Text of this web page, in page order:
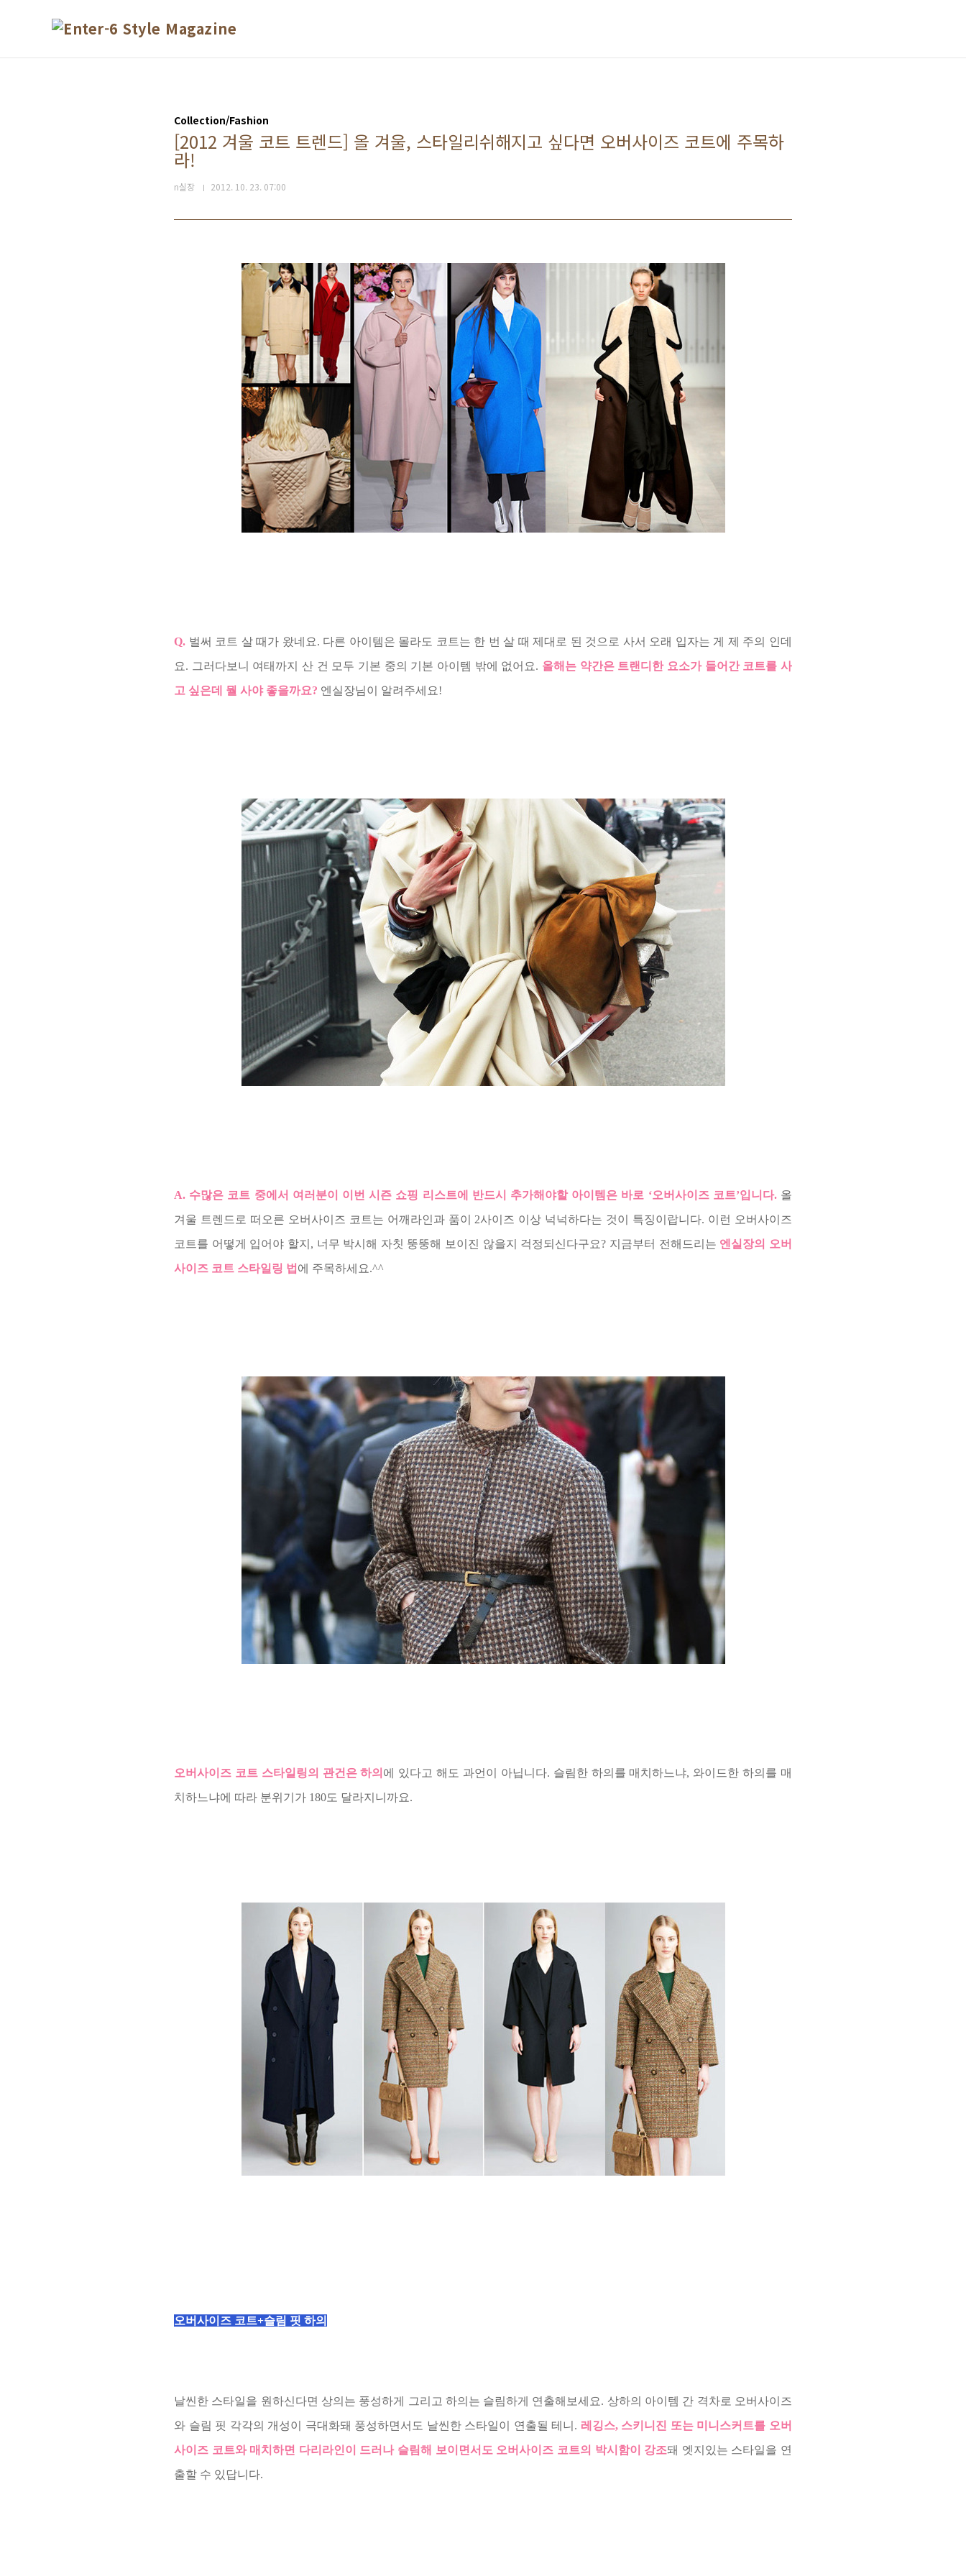
Collection/Fashion
[2012 겨울 코트 트렌드] 올 겨울, 스타일리쉬해지고 싶다면 오버사이즈 코트에 주목하
라!
n실장 2012. 10. 23. 07:00
Q. 벌써 코트 살 때가 왔네요. 다른 아이템은 몰라도 코트는 한 번 살 때 제대로 된 것으로 사서 오래 입자는 게 제 주의 인데
요. 그러다보니 여태까지 산 건 모두 기본 중의 기본 아이템 밖에 없어요. 올해는 약간은 트랜디한 요소가 들어간 코트를 사
고 싶은데 뭘 사야 좋을까요? 엔실장님이 알려주세요!
A. 수많은 코트 중에서 여러분이 이번 시즌 쇼핑 리스트에 반드시 추가해야할 아이템은 바로 ‘오버사이즈 코트’입니다. 올
겨울 트렌드로 떠오른 오버사이즈 코트는 어깨라인과 품이 2사이즈 이상 넉넉하다는 것이 특징이랍니다. 이런 오버사이즈
코트를 어떻게 입어야 할지, 너무 박시해 자칫 뚱뚱해 보이진 않을지 걱정되신다구요? 지금부터 전해드리는 엔실장의 오버
사이즈 코트 스타일링 법 에 주목하세요.^^
오버사이즈 코트 스타일링의 관건은 하의 에 있다고 해도 과언이 아닙니다. 슬림한 하의를 매치하느냐, 와이드한 하의를 매
치하느냐에 따라 분위기가 180도 달라지니까요.
오버사이즈 코트+슬림 핏 하의
날씬한 스타일을 원하신다면 상의는 풍성하게 그리고 하의는 슬림하게 연출해보세요. 상하의 아이템 간 격차로 오버사이즈
와 슬림 핏 각각의 개성이 극대화돼 풍성하면서도 날씬한 스타일이 연출될 테니. 레깅스, 스키니진 또는 미니스커트를 오버
사이즈 코트와 매치하면 다리라인이 드러나 슬림해 보이면서도 오버사이즈 코트의 박시함이 강조돼 엣지있는 스타일을 연
출할 수 있답니다.